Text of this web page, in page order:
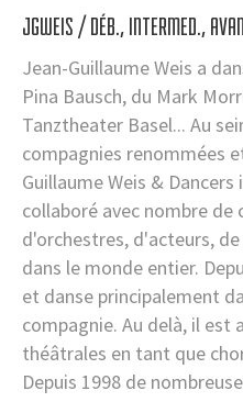
JGWEIS / DÉB., INTERMED.,
Jean-Guillaume Weis a
Pina Bausch, du Mark
Tanztheater Basel... Au
compagnies renommées
Guillaume Weis &
collaboré avec nombre
d'orchestres, d'acteurs,
dans le monde entier.
et danse principalement
compagnie. Au delà, il est
théâtrales en tant que
Depuis 1998 de